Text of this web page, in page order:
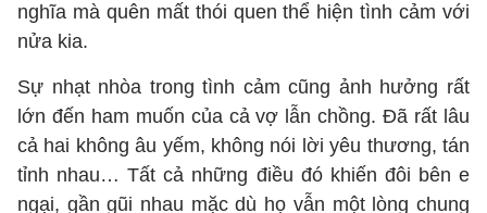
nghĩa mà quên mất thói quen thể hiện tình cảm với
nửa kia.
Sự nhạt nhòa trong tình cảm cũng ảnh hưởng rất
lớn đến ham muốn của cả vợ lẫn chồng. Đã rất lâu
cả hai không âu yếm, không nói lời yêu thương, tán
tỉnh nhau… Tất cả những điều đó khiến đôi bên e
ngại, gần gũi nhau mặc dù họ vẫn một lòng chung